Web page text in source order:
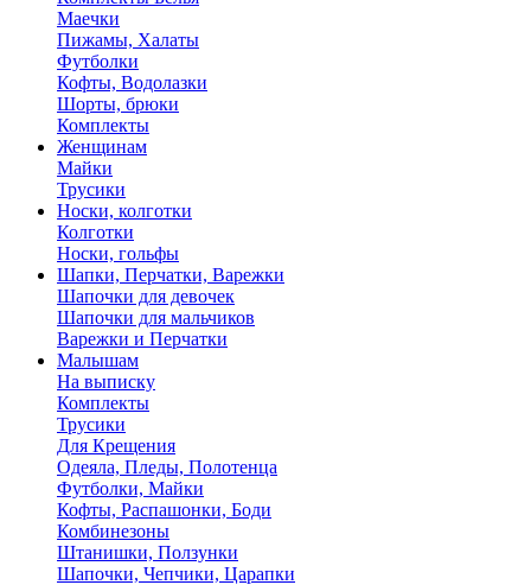
Маечки
Пижамы, Халаты
Футболки
Кофты, Водолазки
Шорты, брюки
Комплекты
Женщинам
Майки
Трусики
Носки, колготки
Колготки
Носки, гольфы
Шапки, Перчатки, Варежки
Шапочки для девочек
Шапочки для мальчиков
Варежки и Перчатки
Малышам
На выписку
Комплекты
Трусики
Для Крещения
Одеяла, Пледы, Полотенца
Футболки, Майки
Кофты, Распашонки, Боди
Комбинезоны
Штанишки, Ползунки
Шапочки, Чепчики, Царапки